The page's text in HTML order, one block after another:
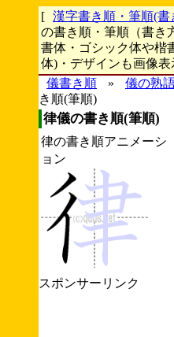
[ 漢字書き順・筆順(
の書き順・筆順（書き
書体・ゴシック体や楷
体)・デザインも画像表
儀書き順
» 儀の熟
き順(筆順)
律儀の書き順(筆順)
律の書き順アニメーシ
ョン
スポンサーリンク